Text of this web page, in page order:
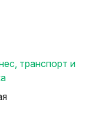
транспорт и